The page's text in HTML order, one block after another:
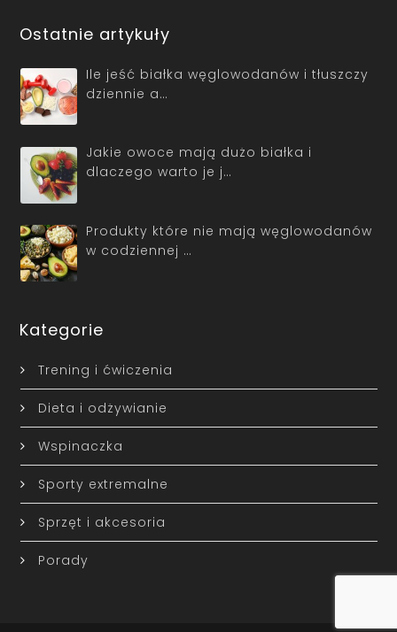
Ostatnie artykuły
Ile jeść białka węglowodanów i tłuszczy
dziennie a…
Jakie owoce mają dużo białka i
dlaczego warto je j…
Produkty które nie mają węglowodanów
w codziennej …
Kategorie
Trening i ćwiczenia
Dieta i odżywianie
Wspinaczka
Sporty extremalne
Sprzęt i akcesoria
Porady